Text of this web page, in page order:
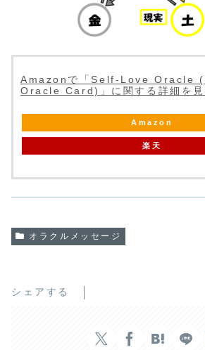
Amazonで「Self-Love Oracle
Oracle Card)」に関する詳細を見
Amazon
楽天
オラクルメッセージ
シェアする